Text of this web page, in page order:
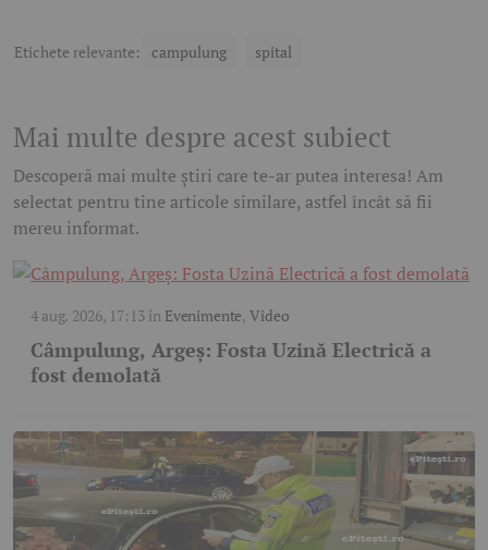
Etichete relevante: campulung spital
Mai multe despre acest subiect
Descoperă mai multe știri care te-ar putea interesa! Am
selectat pentru tine articole similare, astfel încât să fii
mereu informat.
4 aug. 2026, 17:13în Evenimente,Video
Câmpulung, Argeș: Fosta Uzină Electrică a
fost demolată